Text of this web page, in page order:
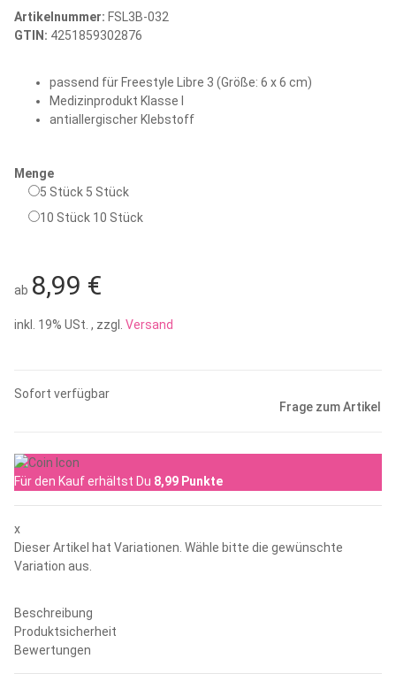
Artikelnummer: FSL3B-032
GTIN: 4251859302876
passend für Freestyle Libre 3 (Größe: 6 x 6 cm)
Medizinprodukt Klasse I
antiallergischer Klebstoff
Menge
5 Stück 5 Stück
10 Stück 10 Stück
ab 8,99 €
inkl. 19% USt. , zzgl. Versand
Sofort verfügbar
Frage zum Artikel
Für den Kauf erhältst Du 8,99 Punkte
x
Dieser Artikel hat Variationen. Wähle bitte die gewünschte
Variation aus.
Beschreibung
Produktsicherheit
Bewertungen